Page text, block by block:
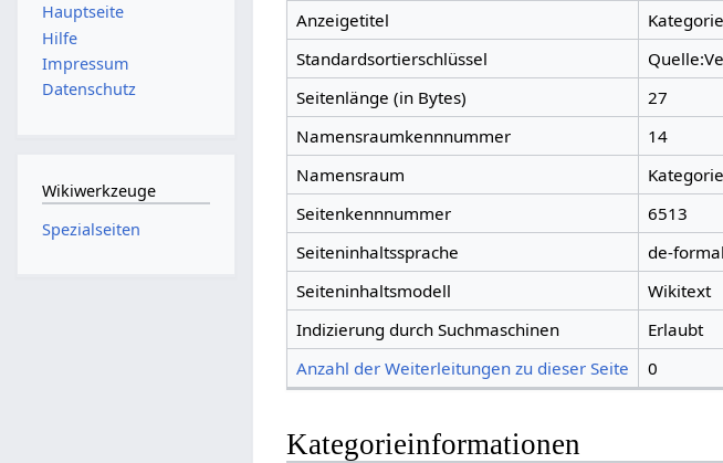
Anzeigetitel
Standardsortierschlüssel
Seitenlänge (in Bytes)
27
Namensraumkennnummer
14
Namensraum
Kategorie
Seitenkennnummer
6513
Seiteninhaltssprache
de-
Seiteninhaltsmodell
Wikitext
Indizierung durch Suchmaschinen
Erlaubt
Anzahl der Weiterleitungen zu dieser Seite
0
Kategorieinformationen
Hauptseite
Hilfe
Impressum
Datenschutz
Wikiwerkzeuge
Spezialseiten